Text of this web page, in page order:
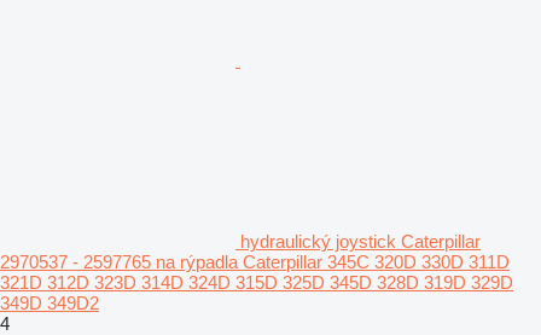
hydraulický joystick Caterpillar
2970537 - 2597765 na rýpadla Caterpillar 345C 320D 330D 311D
321D 312D 323D 314D 324D 315D 325D 345D 328D 319D 329D
349D 349D2
4